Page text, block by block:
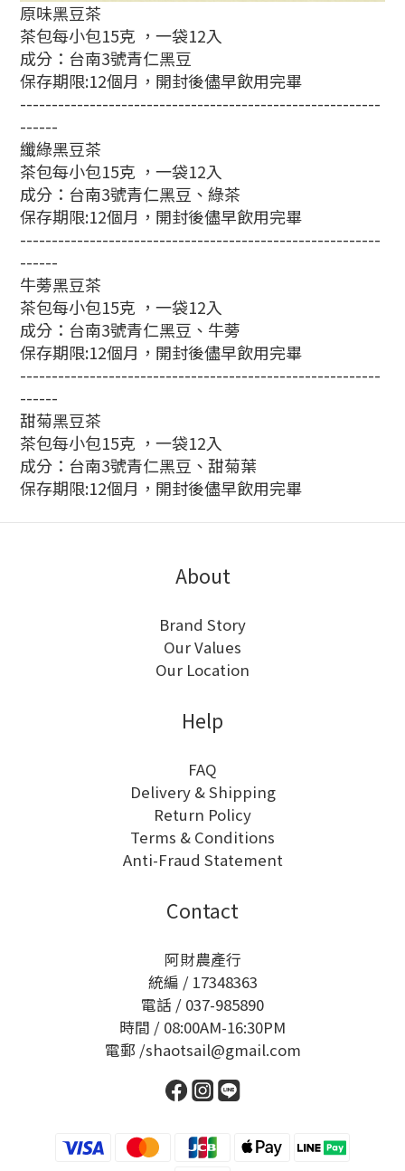
原味黑豆茶
茶包每小包15克 ，一袋12入
成分：台南3號青仁黑豆
保存期限:12個月，開封後儘早飲用完畢
---------------------------------------------------------
------
纖綠黑豆茶
茶包每小包15克 ，一袋12入
成分：台南3號青仁黑豆、綠茶
保存期限:12個月，開封後儘早飲用完畢
---------------------------------------------------------
------
牛蒡黑豆茶
茶包每小包15克 ，一袋12入
成分：台南3號青仁黑豆、牛蒡
保存期限:12個月，開封後儘早飲用完畢
---------------------------------------------------------
------
甜菊黑豆茶
茶包每小包15克 ，一袋12入
成分：台南3號青仁黑豆、甜菊葉
保存期限:12個月，開封後儘早飲用完畢
About
Brand Story
Our Values
Our Location
Help
FAQ
Delivery & Shipping
Return Policy
Terms & Conditions
Anti-Fraud Statement
Contact
阿財農產行
統編 / 17348363
電話 / 037-985890
時間 / 08:00AM-16:30PM
電郵 /shaotsail@gmail.com